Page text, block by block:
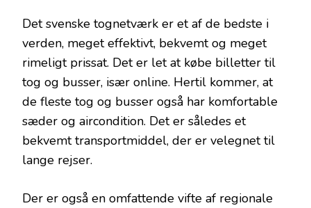
Det svenske tognetværk er et af de bedste i
verden, meget effektivt, bekvemt og meget
rimeligt prissat. Det er let at købe billetter til
tog og busser, især online. Hertil kommer, at
de fleste tog og busser også har komfortable
sæder og aircondition. Det er således et
bekvemt transportmiddel, der er velegnet til
lange rejser.
Der er også en omfattende vifte af regionale